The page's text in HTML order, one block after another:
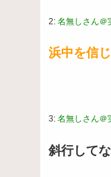
2: 名無しさん＠
浜中を信
3: 名無しさん＠
斜行して